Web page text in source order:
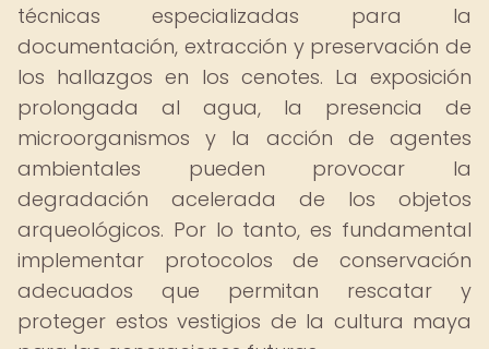
técnicas especializadas para la
documentación, extracción y preservación de
los hallazgos en los cenotes. La exposición
prolongada al agua, la presencia de
microorganismos y la acción de agentes
ambientales pueden provocar la
degradación acelerada de los objetos
arqueológicos. Por lo tanto, es fundamental
implementar protocolos de conservación
adecuados que permitan rescatar y
proteger estos vestigios de la cultura maya